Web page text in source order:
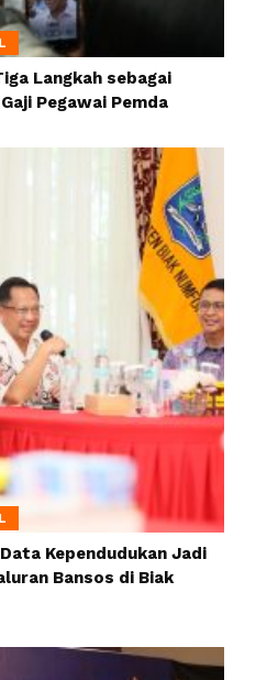
Langkah sebagai
Pegawai Pemda
Kependudukan Jadi
Bansos di Biak